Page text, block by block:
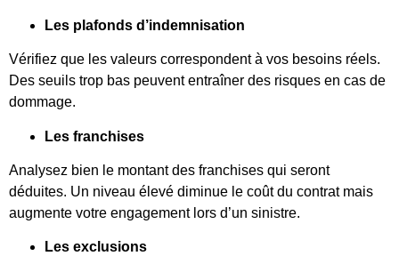
Les plafonds d’indemnisation
Vérifiez que les valeurs correspondent à vos besoins réels.
Des seuils trop bas peuvent entraîner des risques en cas de
dommage.
Les franchises
Analysez bien le montant des franchises qui seront
déduites. Un niveau élevé diminue le coût du contrat mais
augmente votre engagement lors d’un sinistre.
Les exclusions